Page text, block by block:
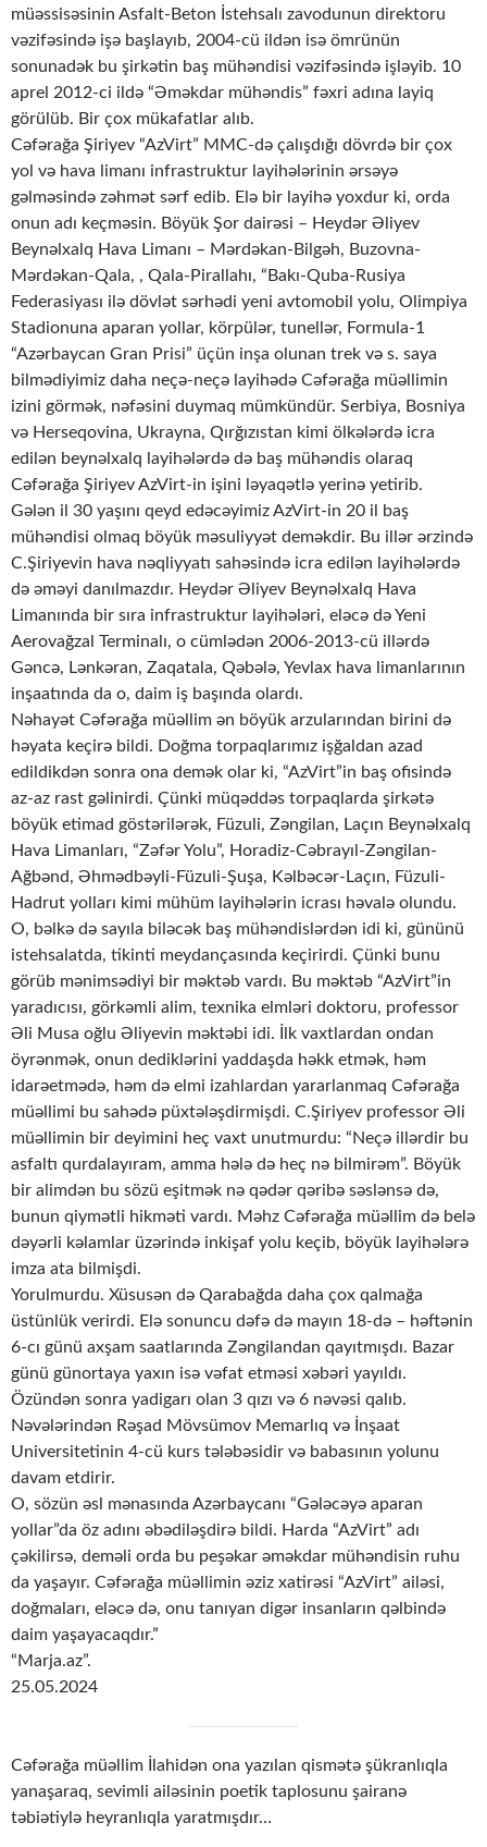
müəssisəsinin Asfalt-Beton İstehsalı zavodunun direktoru
vəzifəsində işə başlayıb, 2004-cü ildən isə ömrünün
sonunadək bu şirkətin baş mühəndisi vəzifəsində işləyib. 10
aprel 2012-ci ildə “Əməkdar mühəndis” fəxri adına layiq
görülüb. Bir çox mükafatlar alıb.
Cəfərağa Şiriyev “AzVirt” MMC-də çalışdığı dövrdə bir çox
yol və hava limanı infrastruktur layihələrinin ərsəyə
gəlməsində zəhmət sərf edib. Elə bir layihə yoxdur ki, orda
onun adı keçməsin. Böyük Şor dairəsi – Heydər Əliyev
Beynəlxalq Hava Limanı – Mərdəkan-Bilgəh, Buzovna-
Mərdəkan-Qala, , Qala-Pirallahı, “Bakı-Quba-Rusiya
Federasiyası ilə dövlət sərhədi yeni avtomobil yolu, Olimpiya
Stadionuna aparan yollar, körpülər, tunellər, Formula-1
“Azərbaycan Gran Prisi” üçün inşa olunan trek və s. saya
bilmədiyimiz daha neçə-neçə layihədə Cəfərağa müəllimin
izini görmək, nəfəsini duymaq mümkündür. Serbiya, Bosniya
və Herseqovina, Ukrayna, Qırğızıstan kimi ölkələrdə icra
edilən beynəlxalq layihələrdə də baş mühəndis olaraq
Cəfərağa Şiriyev AzVirt-in işini ləyaqətlə yerinə yetirib.
Gələn il 30 yaşını qeyd edəcəyimiz AzVirt-in 20 il baş
mühəndisi olmaq böyük məsuliyyət deməkdir. Bu illər ərzində
C.Şiriyevin hava nəqliyyatı sahəsində icra edilən layihələrdə
də əməyi danılmazdır. Heydər Əliyev Beynəlxalq Hava
Limanında bir sıra infrastruktur layihələri, eləcə də Yeni
Aerovağzal Terminalı, o cümlədən 2006-2013-cü illərdə
Gəncə, Lənkəran, Zaqatala, Qəbələ, Yevlax hava limanlarının
inşaatında da o, daim iş başında olardı.
Nəhayət Cəfərağa müəllim ən böyük arzularından birini də
həyata keçirə bildi. Doğma torpaqlarımız işğaldan azad
edildikdən sonra ona demək olar ki, “AzVirt”in baş ofisində
az-az rast gəlinirdi. Çünki müqəddəs torpaqlarda şirkətə
böyük etimad göstərilərək, Füzuli, Zəngilan, Laçın Beynəlxalq
Hava Limanları, “Zəfər Yolu”, Horadiz-Cəbrayıl-Zəngilan-
Ağbənd, Əhmədbəyli-Füzuli-Şuşa, Kəlbəcər-Laçın, Füzuli-
Hadrut yolları kimi mühüm layihələrin icrası həvalə olundu.
O, bəlkə də sayıla biləcək baş mühəndislərdən idi ki, gününü
istehsalatda, tikinti meydançasında keçirirdi. Çünki bunu
görüb mənimsədiyi bir məktəb vardı. Bu məktəb “AzVirt”in
yaradıcısı, görkəmli alim, texnika elmləri doktoru, professor
Əli Musa oğlu Əliyevin məktəbi idi. İlk vaxtlardan ondan
öyrənmək, onun dediklərini yaddaşda həkk etmək, həm
idarəetmədə, həm də elmi izahlardan yararlanmaq Cəfərağa
müəllimi bu sahədə püxtələşdirmişdi. C.Şiriyev professor Əli
müəllimin bir deyimini heç vaxt unutmurdu: “Neçə illərdir bu
asfaltı qurdalayıram, amma hələ də heç nə bilmirəm”. Böyük
bir alimdən bu sözü eşitmək nə qədər qəribə səslənsə də,
bunun qiymətli hikməti vardı. Məhz Cəfərağa müəllim də belə
dəyərli kəlamlar üzərində inkişaf yolu keçib, böyük layihələrə
imza ata bilmişdi.
Yorulmurdu. Xüsusən də Qarabağda daha çox qalmağa
üstünlük verirdi. Elə sonuncu dəfə də mayın 18-də – həftənin
6-cı günü axşam saatlarında Zəngilandan qayıtmışdı. Bazar
günü günortaya yaxın isə vəfat etməsi xəbəri yayıldı.
Özündən sonra yadigarı olan 3 qızı və 6 nəvəsi qalıb.
Nəvələrindən Rəşad Mövsümov Memarlıq və İnşaat
Universitetinin 4-cü kurs tələbəsidir və babasının yolunu
davam etdirir.
O, sözün əsl mənasında Azərbaycanı “Gələcəyə aparan
yollar”da öz adını əbədiləşdirə bildi. Harda “AzVirt” adı
çəkilirsə, deməli orda bu peşəkar əməkdar mühəndisin ruhu
da yaşayır. Cəfərağa müəllimin əziz xatirəsi “AzVirt” ailəsi,
doğmaları, eləcə də, onu tanıyan digər insanların qəlbində
daim yaşayacaqdır.”
“Marja.az”.
25.05.2024
Cəfərağa müəllim İlahidən ona yazılan qismətə şükranlıqla
yanaşaraq, sevimli ailəsinin poetik taplosunu şairanə
təbiətiylə heyranlıqla yaratmışdır…